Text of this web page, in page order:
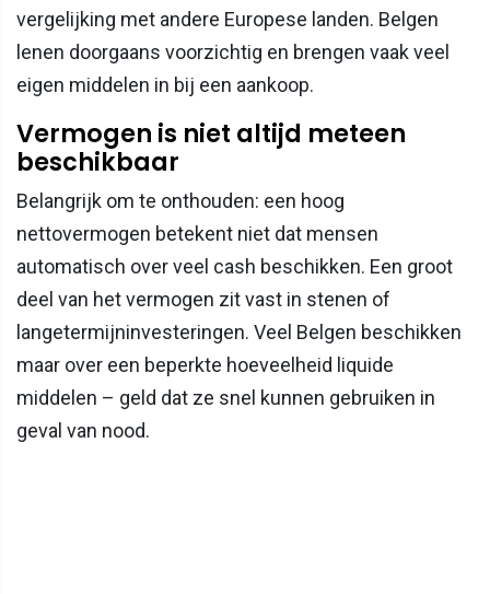
vergelijking met andere Europese landen. Belgen
lenen doorgaans voorzichtig en brengen vaak veel
eigen middelen in bij een aankoop.
Vermogen is niet altijd meteen
beschikbaar
Belangrijk om te onthouden: een hoog
nettovermogen betekent niet dat mensen
automatisch over veel cash beschikken. Een groot
deel van het vermogen zit vast in stenen of
langetermijninvesteringen. Veel Belgen beschikken
maar over een beperkte hoeveelheid liquide
middelen – geld dat ze snel kunnen gebruiken in
geval van nood.